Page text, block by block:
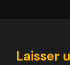
Laisser